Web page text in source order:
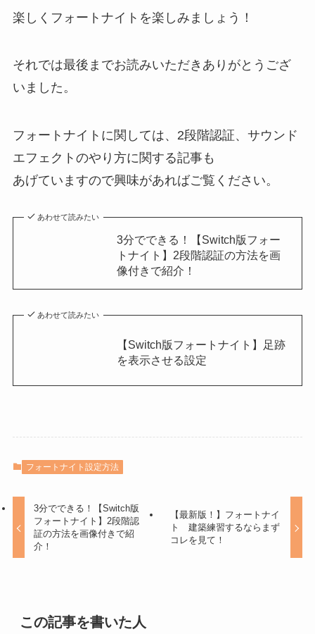
楽しくフォートナイトを楽しみましょう！
それでは最後までお読みいただきありがとうござ
いました。
フォートナイトに関しては、2段階認証、サウンド
エフェクトのやり方に関する記事も
あげていますので興味があればご覧ください。
あわせて読みたい
3分でできる！【Switch版フォー
トナイト】2段階認証の方法を画
像付きで紹介！
あわせて読みたい
【Switch版フォートナイト】足跡
を表示させる設定
フォートナイト設定方法
3分でできる！【Switch版
フォートナイト】2段階認
証の方法を画像付きで紹
介！
【最新版！】フォートナイ
ト 建築練習するならまず
コレを見て！
この記事を書いた人